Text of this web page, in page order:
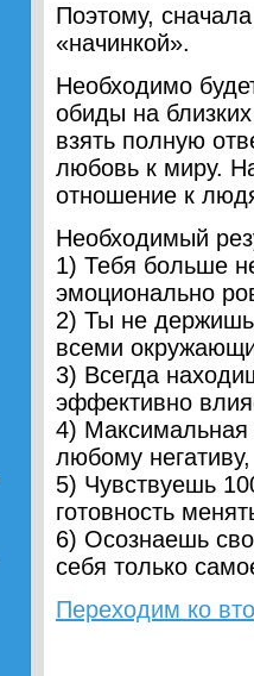
Поэтому,
«начинкой».
Необходимо
обиды на
взять полную
любовь к миру.
отношение к
Необходимый
1) Тебя больше
эмоционально
2) Ты не держишь
всеми
3) Всегда
эффективно
4) Максимальная
любому
5) Чувствуешь
готовность
6) Осознаешь
себя только
Переходим ко